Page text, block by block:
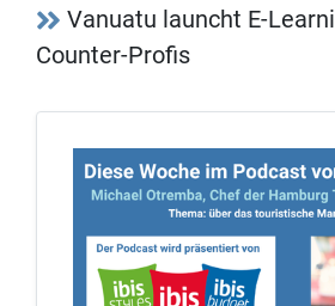
Vanuatu launcht E-
Counter-Profis